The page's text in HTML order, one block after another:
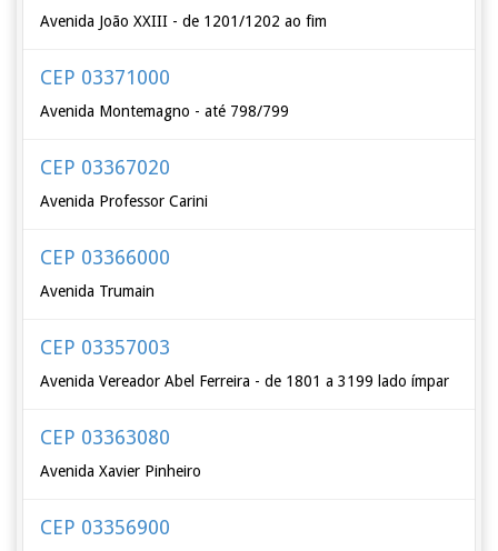
Avenida João XXIII - de 1201/1202 ao fim
CEP 03371000
Avenida Montemagno - até 798/799
CEP 03367020
Avenida Professor Carini
CEP 03366000
Avenida Trumain
CEP 03357003
Avenida Vereador Abel Ferreira - de 1801 a 3199 lado ímpar
CEP 03363080
Avenida Xavier Pinheiro
CEP 03356900